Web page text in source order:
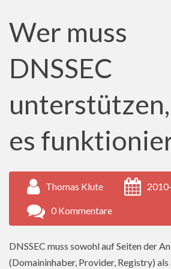
Wer muss
DNSSEC
es
Thomas Klute
0 Kommentare
DNSSEC muss sowohl auf Seiten der
(Domaininhaber, Provider, Registry) als